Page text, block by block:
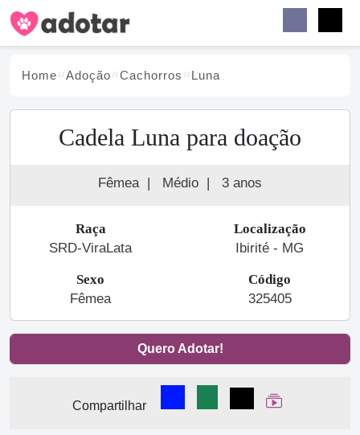
Home Adoção Cachorros Luna
Cadela Luna para doação
Fêmea | Médio | 3 anos
Raça
SRD-ViraLata
Localização
Ibirité - MG
Sexo
Fêmea
Código
325405
Quero Adotar!
Compartilhar
Compartilhar no Facebook
Compartilhar no
Compartilhar
Ver Web Story